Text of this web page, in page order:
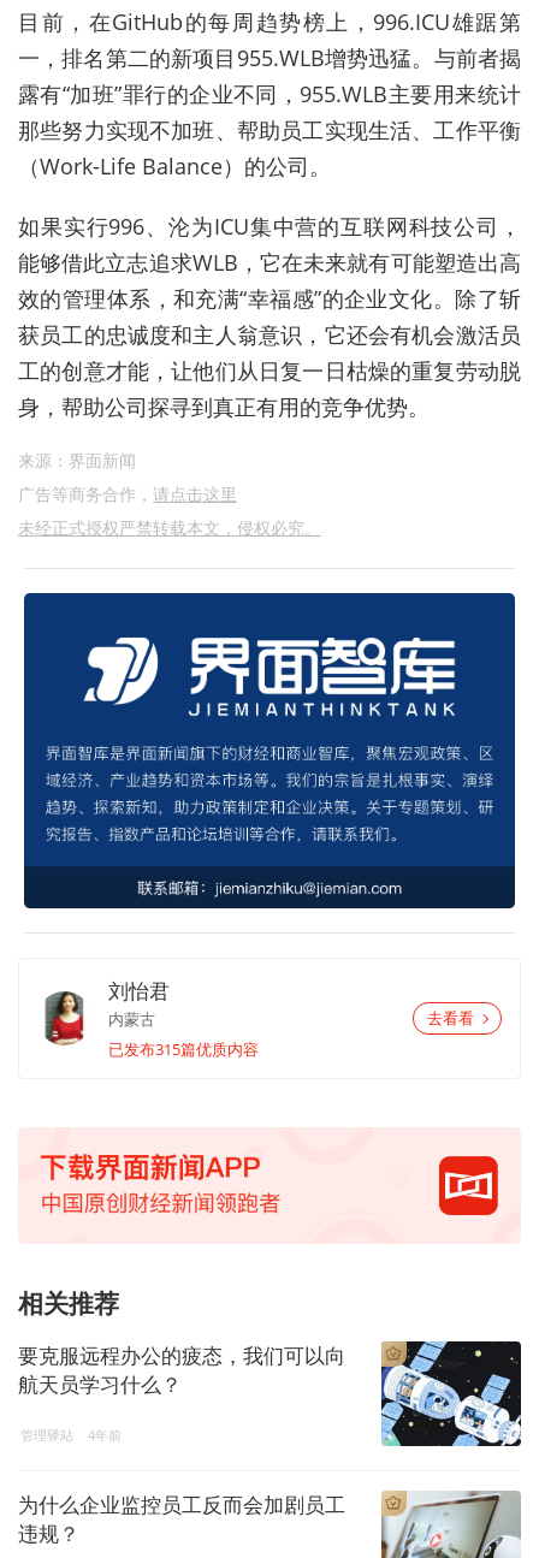
目前，在GitHub的每周趋势榜上，996.ICU雄踞第
一，排名第二的新项目955.WLB增势迅猛。与前者揭
露有“加班”罪行的企业不同，955.WLB主要用来统计
那些努力实现不加班、帮助员工实现生活、工作平衡
（Work-Life Balance）的公司。
如果实行996、沦为ICU集中营的互联网科技公司，
能够借此立志追求WLB，它在未来就有可能塑造出高
效的管理体系，和充满“幸福感”的企业文化。除了斩
获员工的忠诚度和主人翁意识，它还会有机会激活员
工的创意才能，让他们从日复一日枯燥的重复劳动脱
身，帮助公司探寻到真正有用的竞争优势。
来源：界面新闻
广告等商务合作， 请点击这里
未经正式授权严禁转载本文，侵权必究。
刘怡君
内蒙古
已发布315篇优质内容
去看看
相关推荐
要克服远程办公的疲态，我们可以向
航天员学习什么？
管理驿站 4年前
为什么企业监控员工反而会加剧员工
违规？